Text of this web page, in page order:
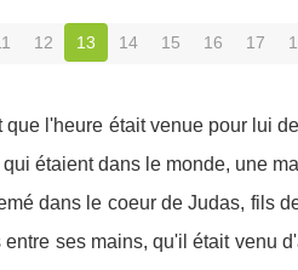
12 13 14 15 16 17
l'heure était venue pour lui
étaient dans le monde, une
dans le coeur de Judas, fils
ses mains, qu'il était venu